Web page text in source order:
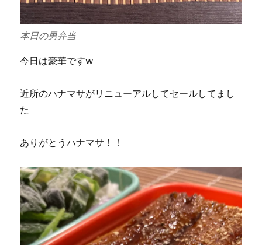
本日の男弁当
今日は豪華ですw
近所のハナマサがリニューアルしてセールしてまし
た
ありがとうハナマサ！！